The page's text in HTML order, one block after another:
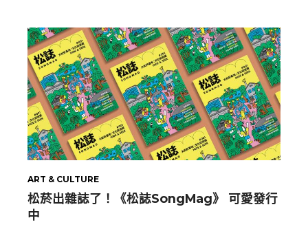
ART & CULTURE
松菸出雜誌了！《松誌SongMag》 可愛發行
中